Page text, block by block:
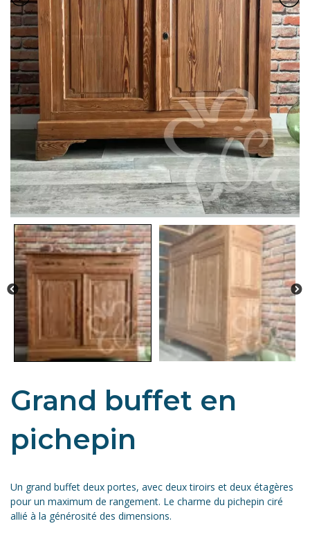
Grand buffet en
pichepin
Un grand buffet deux portes, avec deux tiroirs et deux étagères
pour un maximum de rangement. Le charme du pichepin ciré
allié à la générosité des dimensions.